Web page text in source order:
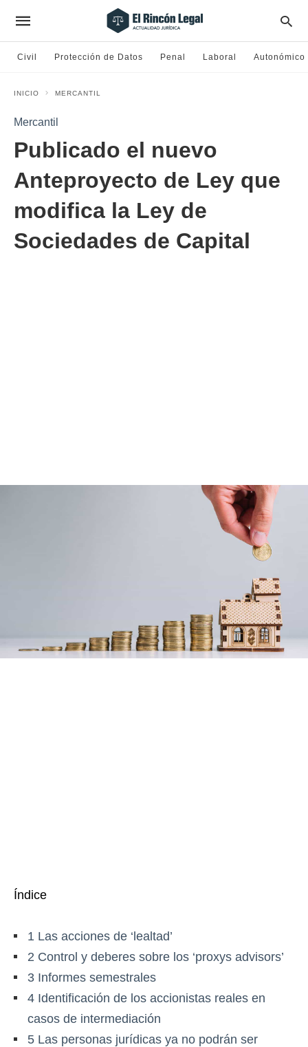
Civil Protección de Datos Penal Laboral Autonómico
INICIO MERCANTIL
Mercantil
Publicado el nuevo
Anteproyecto de Ley que
modifica la Ley de
Sociedades de Capital
Índice
1 Las acciones de ‘lealtad’
2 Control y deberes sobre los ‘proxys advisors’
3 Informes semestrales
4 Identificación de los accionistas reales en
casos de intermediación
5 Las personas jurídicas ya no podrán ser